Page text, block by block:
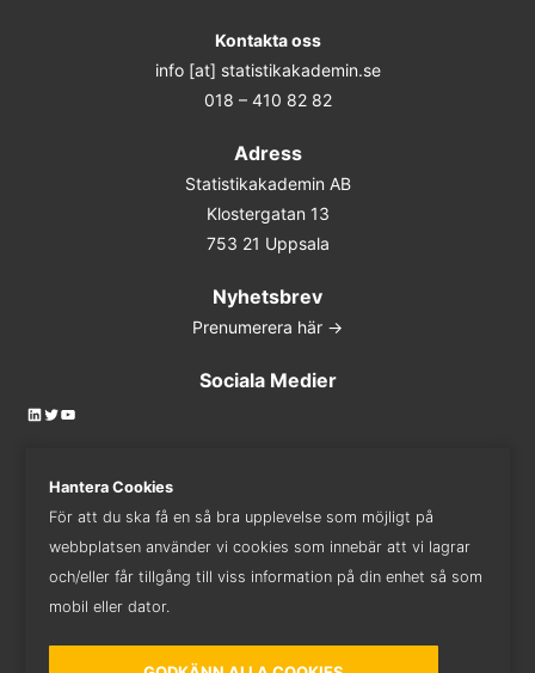
Kontakta oss
info [at] statistikakademin.se
018 – 410 82 82
Adress
Statistikakademin AB
Klostergatan 13
753 21 Uppsala
Nyhetsbrev
Prenumerera här ->
Sociala Medier
LinkedIn
Twitter
YouTube
Kontakta oss
018 - 410 82 82
Hantera Cookies
För att du ska få en så bra upplevelse som möjligt på
webbplatsen använder vi cookies som innebär att vi lagrar
och/eller får tillgång till viss information på din enhet så som
mobil eller dator.